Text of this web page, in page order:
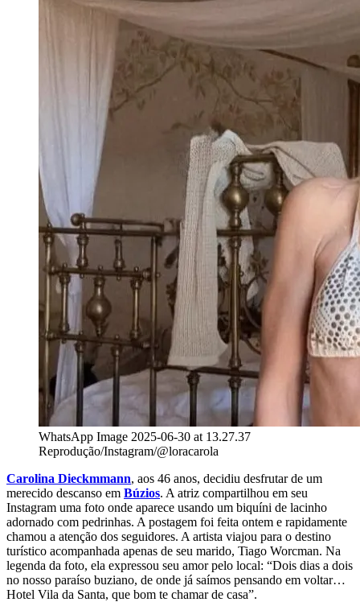
WhatsApp Image 2025-06-30 at 13.27.37
Reprodução/Instagram/@loracarola
Carolina Dieckmmann, aos 46 anos, decidiu desfrutar de um
merecido descanso em Búzios. A atriz compartilhou em seu
Instagram uma foto onde aparece usando um biquíni de lacinho
adornado com pedrinhas. A postagem foi feita ontem e rapidamente
chamou a atenção dos seguidores. A artista viajou para o destino
turístico acompanhada apenas de seu marido, Tiago Worcman. Na
legenda da foto, ela expressou seu amor pelo local: “Dois dias a dois
no nosso paraíso buziano, de onde já saímos pensando em voltar…
Hotel Vila da Santa, que bom te chamar de casa”.